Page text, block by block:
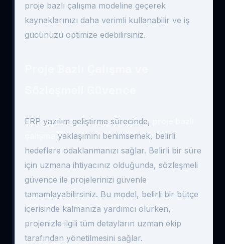
proje bazlı çalışma modeline geçerek
kaynaklarınızı daha verimli kullanabilir ve iş
gücünüzü optimize edebilirsiniz.
ERP yazılım geliştirme sürecinde,
yaklaşımını benimsemek, belirli
hedeflere odaklanmanızı sağlar. Belirli bir süre
için uzmana ihtiyacınız olduğunda, sözleşmeli
güvence ile projelerinizi güvenle
tamamlayabilirsiniz. Bu model, belirli bir bütçe
içerisinde kalmanıza yardımcı olurken,
projenizle ilgili tüm detayların uzman ekip
tarafından yönetilmesini sağlar.